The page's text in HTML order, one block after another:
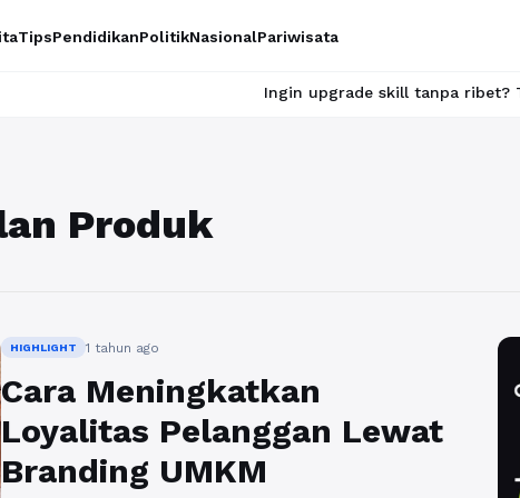
TipsPendidikanPolitikNasionalPariwisata
Ingin upgrade skill tanpa ribet? Temukan
Produk
HIGHLIGHT 1 tahun ago
Cara Meningkatkan
Loyalitas Pelanggan Lewat
Branding UMKM